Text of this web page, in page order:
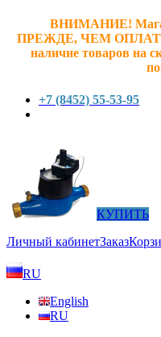
ВНИМАНИЕ!
ПРЕЖДЕ, ЧЕМ
наличие товаров на
+7 (8452) 55-53-95
КУПИТЬ
Личный кабинетЗаказ
RU
English
RU